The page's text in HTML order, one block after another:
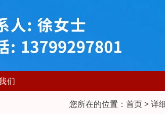
们
您所在的位置： 首页> 详